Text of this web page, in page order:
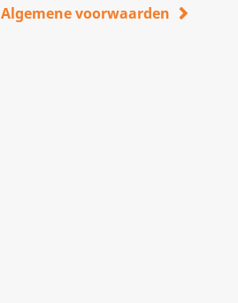
Algemene voorwaarden